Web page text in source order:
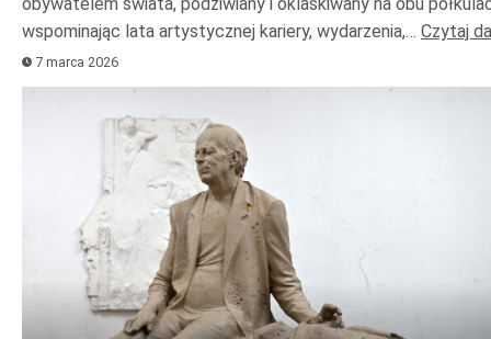
obywatelem świata, podziwiany i oklaskiwany na obu
wspominając lata artystycznej kariery, wydarzenia,… Czytaj
7 marca 2026
dźwiękowych